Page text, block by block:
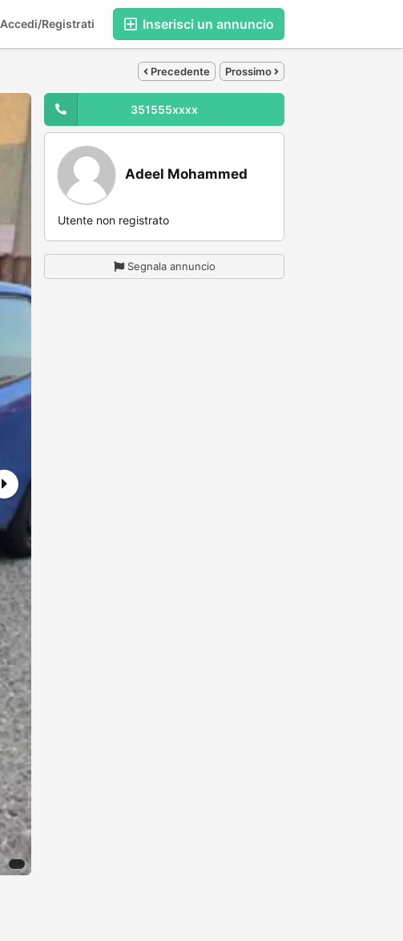
Inserisci un annuncio
Accedi/Registrati
Precedente Prossimo
351555xxxx
Adeel Mohammed
Utente non registrato
Segnala annuncio